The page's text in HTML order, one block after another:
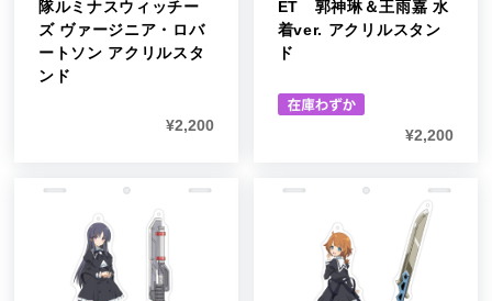
隊ルミナスウィッチー
ズ ヴァージニア・ロバ
ートソン アクリルスタ
ンド
¥2,200
ET 郭神琳＆王雨嘉 水
着ver. アクリルスタン
ド
¥2,200